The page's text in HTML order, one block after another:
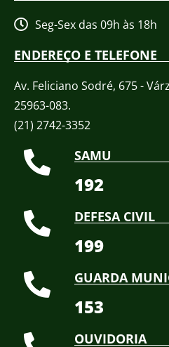
Seg-Sex das 09h às 18h
ENDEREÇO E TELEFONE
Av. Feliciano Sodré, 675 -
25963-083.
(21) 2742-3352​
SAMU
192
DEFESA CIVIL
199
GUARDA
153
OUVIDORIA